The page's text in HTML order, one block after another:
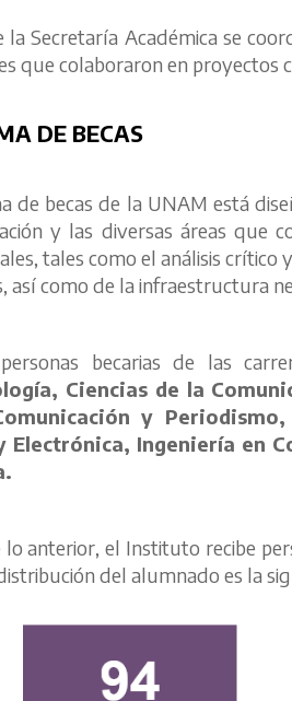
Secretaría Académica se
que colaboraron en proyectos
DE BECAS
de becas de la UNAM está
y las diversas áreas que
tales como el análisis crítico
así como de la infraestructura
becarias de las
Ciencias de la
y
Electrónica, Ingeniería en
lo anterior, el Instituto recibe
del alumnado es la